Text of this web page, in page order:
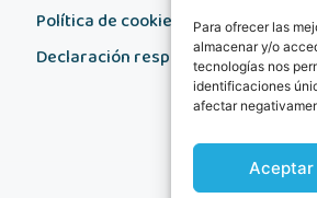
Para ofrecer las
almacenar y/o
tecnologías nos
identificaciones
afectar
Aceptar
Política de cookies
Declaración responsable